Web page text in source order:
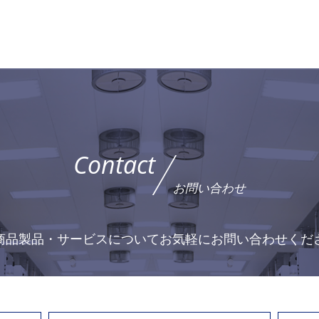
Contact
お問い合わせ
品製品・サービスについてお気軽にお問い合わせくだ